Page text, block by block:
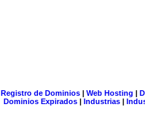
Registro de Dominios| Web Hosting |
Dominios Expirados | Industrias |